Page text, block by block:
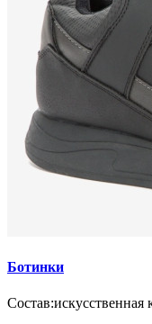
Ботинки